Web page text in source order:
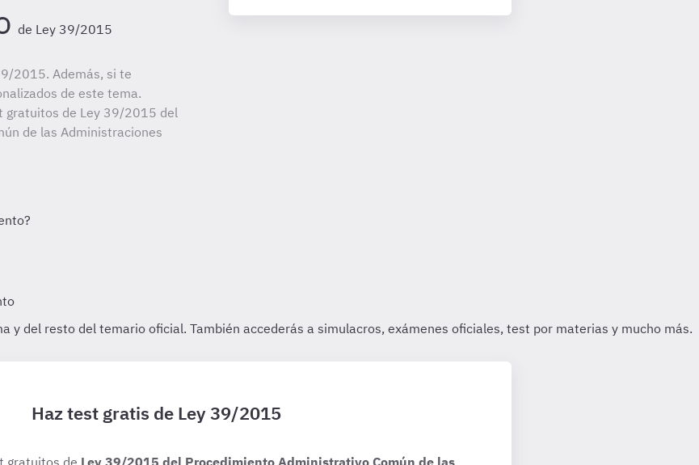
de Ley 39/2015
2015. Además, si te
de este tema.
gratuitos de Ley 39/2015 del
de las Administraciones
Haz test gratis de Ley 39/2015
gratuitos de Ley 39/2015 del Procedimiento Administrativo Común de las